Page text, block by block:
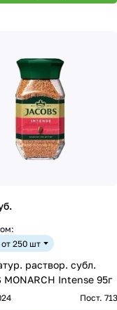
250 шт
раствор. субл.
MONARCH Intense 95г
Пост. 713